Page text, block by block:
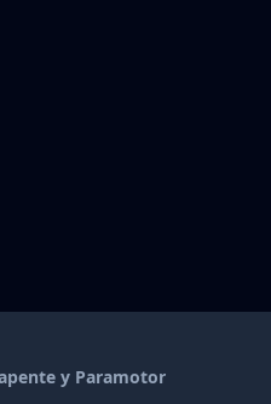
y Paramotor